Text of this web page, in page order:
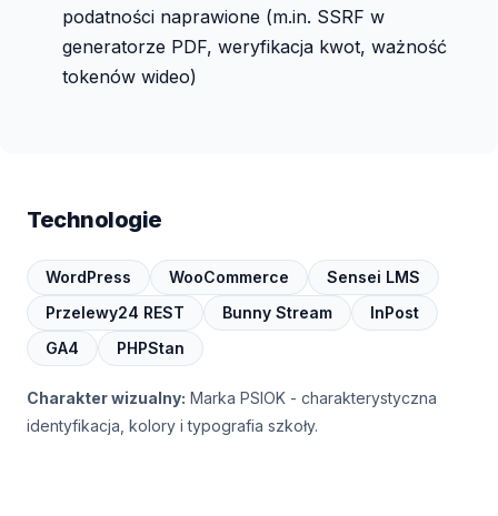
podatności naprawione (m.in. SSRF w
generatorze PDF, weryfikacja kwot, ważność
tokenów wideo)
Technologie
WordPress WooCommerce
Sensei LMS
Przelewy24 REST
Bunny Stream
InPost
GA4
PHPStan
Charakter wizualny: Marka PSIOK - charakterystyczna
identyfikacja, kolory i typografia szkoły.